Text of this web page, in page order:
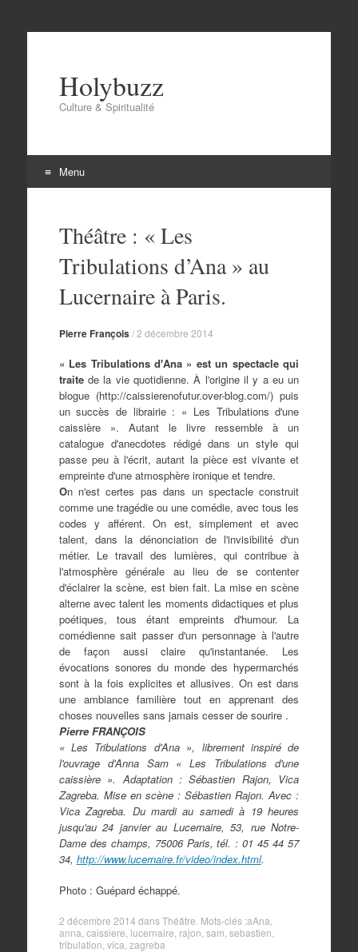
Holybuzz
Culture & Spiritualité
Menu
contenuThéâtre : « Les
Tribulations d’Ana » au
Lucernaire à Paris.
Pierre François/2 décembre 2014
« Les Tribulations d'Ana » est un spectacle qui
traitede la vie quotidienne. À l'origine il y a eu un
blogue (http://caissierenofutur.over-blog.com/) puis
un succès de librairie : « Les Tribulations d'une
caissière ». Autant le livre ressemble à un
catalogue d'anecdotes rédigé dans un style qui
passe peu à l'écrit, autant la pièce est vivante et
empreinte d'une atmosphère ironique et tendre.
On n'est certes pas dans un spectacle construit
comme une tragédie ou une comédie, avec tous les
codes y afférent. On est, simplement et avec
talent, dans la dénonciation de l'invisibilité d'un
métier. Le travail des lumières, qui contribue à
l'atmosphère générale au lieu de se contenter
d'éclairer la scène, est bien fait. La mise en scène
alterne avec talent les moments didactiques et plus
poétiques, tous étant empreints d'humour. La
comédienne sait passer d'un personnage à l'autre
de façon aussi claire qu'instantanée. Les
évocations sonores du monde des hypermarchés
sont à la fois explicites et allusives. On est dans
une ambiance familière tout en apprenant des
choses nouvelles sans jamais cesser de sourire .
Pierre FRANÇOIS
« Les Tribulations d'Ana », librement inspiré de
l'ouvrage d'Anna Sam « Les Tribulations d'une
caissière ». Adaptation : Sébastien Rajon, Vica
Zagreba. Mise en scène : Sébastien Rajon. Avec :
Vica Zagreba. Du mardi au samedi à 19 heures
jusqu'au 24 janvier au Lucernaire, 53, rue Notre-
Dame des champs, 75006 Paris, tél. : 01 45 44 57
34, http://www.lucernaire.fr/video/index.html.
Photo : Guépard échappé.
2 décembre 2014 dansThéâtre . Mots-clés :aAna
anna caissiere lucernaire rajon sam sebastien
tribulation vica zagreba